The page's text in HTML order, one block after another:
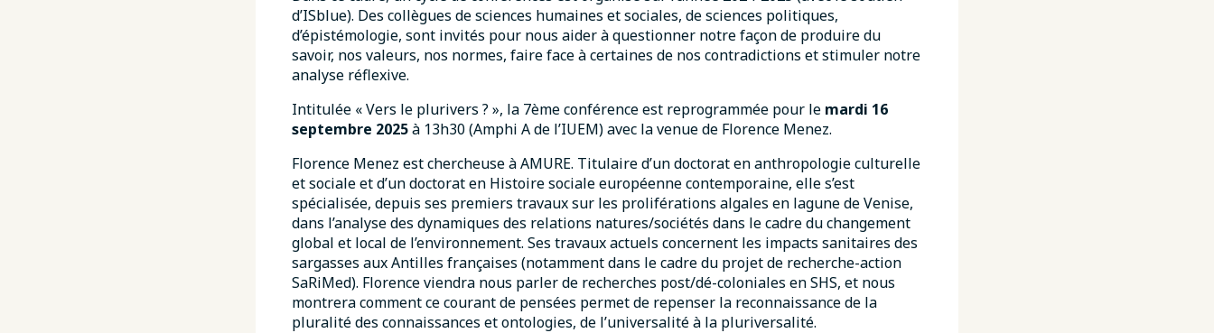
d’ISblue). Des collègues de sciences humaines et sociales, de sciences politiques,
d’épistémologie, sont invités pour nous aider à questionner notre façon de produire du
savoir, nos valeurs, nos normes, faire face à certaines de nos contradictions et stimuler notre
analyse réflexive.
Intitulée « Vers le plurivers ? », la 7ème conférence est reprogrammée pour le mardi 16
septembre 2025à 13h30 (Amphi A de l’IUEM) avec la venue de Florence Menez.
Florence Menez est chercheuse à AMURE. Titulaire d’un doctorat en anthropologie culturelle
et sociale et d’un doctorat en Histoire sociale européenne contemporaine, elle s’est
spécialisée, depuis ses premiers travaux sur les proliférations algales en lagune de Venise,
dans l’analyse des dynamiques des relations natures/sociétés dans le cadre du changement
global et local de l’environnement. Ses travaux actuels concernent les impacts sanitaires des
sargasses aux Antilles françaises (notamment dans le cadre du projet de recherche-action
SaRiMed). Florence viendra nous parler de recherches post/dé-coloniales en SHS, et nous
montrera comment ce courant de pensées permet de repenser la reconnaissance de la
pluralité des connaissances et ontologies, de l’universalité à la pluriversalité.